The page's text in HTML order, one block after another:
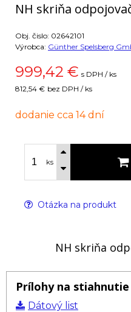
NH skriňa
Obj. čislo: 02642101
Výrobca: Günther Spelsberg
999,42 € s DPH / ks
812,54 € bez DPH / ks
dodanie cca 14 dní
ks
Otázka na produkt
NH skriňa
Prílohy na stiahnutie
Dátový list